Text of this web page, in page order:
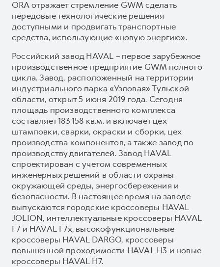
ORA отражает стремление GWM сделать
передовые технологические решения
доступными и продвигать транспортные
средства, использующие «новую энергию».
Российский завод HAVAL – первое зарубежное
производственное предприятие GWM полного
цикла. Завод, расположенный на территории
индустриального парка «Узловая» Тульской
области, открыт 5 июня 2019 года. Сегодня
площадь производственного комплекса
составляет 183 158 кв.м. и включает цех
штамповки, сварки, окраски и сборки, цех
производства компонентов, а также завод по
производству двигателей. Завод HAVAL
спроектирован с учетом современных
инженерных решений в области охраны
окружающей среды, энергосбережения и
безопасности. В настоящее время на заводе
выпускаются городские кроссоверы HAVAL
JOLION, интеллектуальные кроссоверы HAVAL
F7 и HAVAL F7x, высокофункциональные
кроссоверы HAVAL DARGO, кроссоверы
повышенной проходимости HAVAL H3 и новые
кроссоверы HAVAL H7.